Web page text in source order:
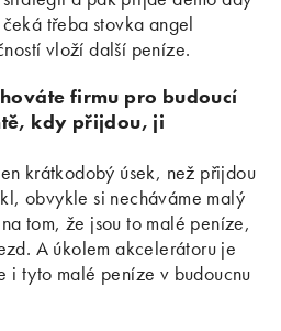
třeba stovka angel
vloží další peníze.
firmu pro budoucí
kdy přijdou, ji
krátkodobý úsek, než přijdou
obvykle si necháváme malý
tom, že jsou to malé peníze,
A úkolem akcelerátoru je
i tyto malé peníze v budoucnu